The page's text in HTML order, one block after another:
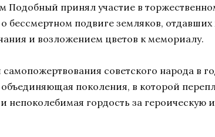
принял участие в
подвиге земляков, отдавших
и возложением цветов к мемориалу.
советского народа в
поколения, в которой
непоколебимая гордость за героическую